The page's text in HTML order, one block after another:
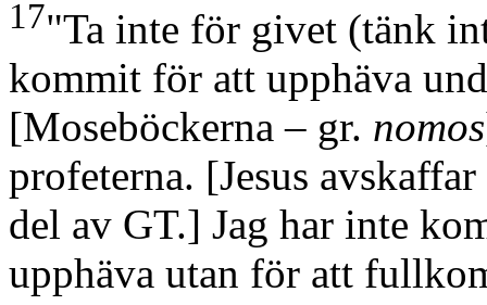
17"Ta inte för givet (tänk
kommit för att upphäva
[Moseböckerna – gr. nomos
profeterna. [Jesus
del av GT.] Jag har inte
upphäva utan för att